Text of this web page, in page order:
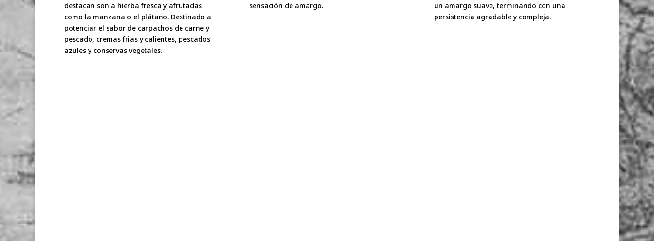
destacan son a hierba fresca y afrutadas
como la manzana o el plátano. Destinado a
potenciar el sabor de carpachos de carne y
pescado, cremas frias y calientes, pescados
azules y conservas vegetales.
sensación de amargo.
un amargo suave, terminando con una
persistencia agradable y compleja.